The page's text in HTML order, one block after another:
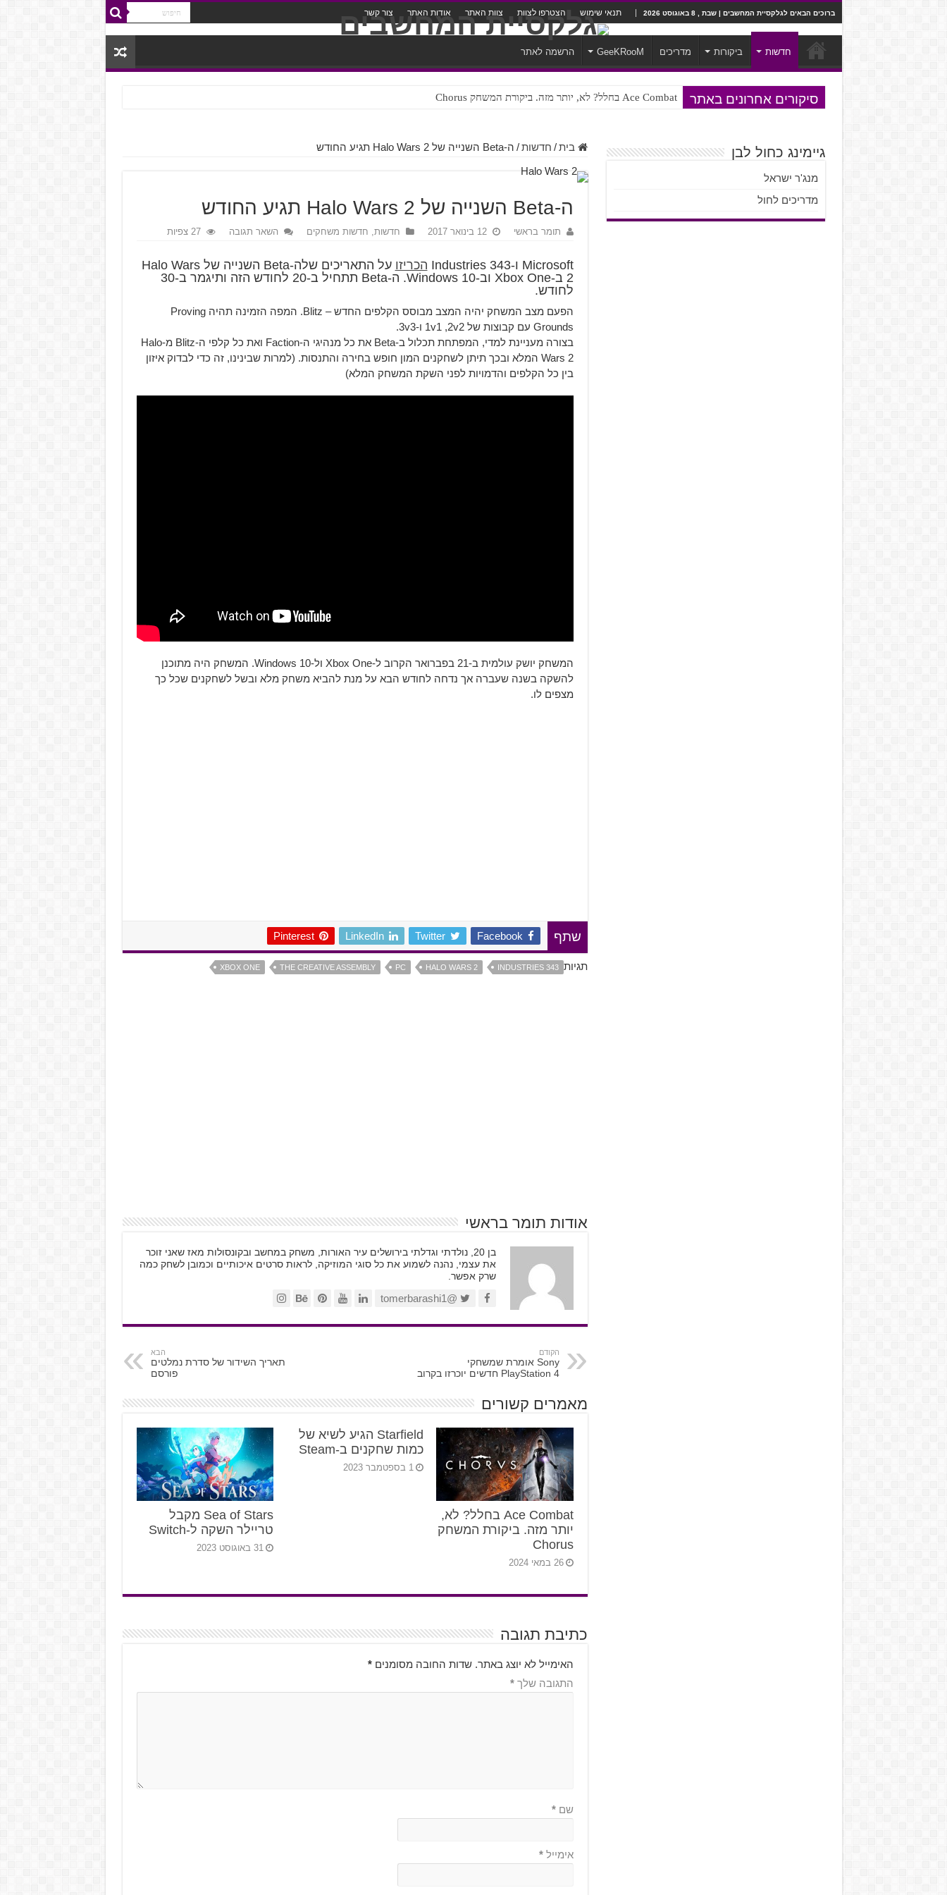
ברוכים הבאים לגלקסיית המחשבים | שבת , 8 באוגוסט 2026 תנאי שימוש הצטרפו לצוות צוות האתר אודות האתר צור קשר
חדשות ביקורות מדריכים GeeKRooM הרשמה לאתר
סיקורים אחרונים באתר Ace Combat בחלל? לא, יותר מזה. ביקורת המשחק Chorus
Steven Universe והשירים שתורגמו בצורה נוראית לעברית
בית / חדשות / ה-Beta השנייה של Halo Wars 2 תגיע החודש
ה-Beta השנייה של Halo Wars 2 תגיע החודש
תומר בראשי 12 בינואר 2017 חדשות, חדשות משחקים השאר תגובה 27 צפיות
Microsoft ו-343 Industries הכריזו
על התאריכים שלה-Beta השנייה של Halo Wars
2 ב-Xbox One וב-Windows 10. ה-Beta תתחיל ב-20 לחודש הזה ותיגמר ב-30
לחודש.
הפעם מצב המשחק יהיה המצב מבוסס הקלפים החדש – Blitz. המפה הזמינה תהיה Proving
Grounds עם קבוצות של 1v1 ,2v2 ו-3v3.
בצורה מעניינת למדי, המפתחת תכלול ב-Beta את כל מנהיגי ה-Faction ואת כל קלפי ה-Blitz מ-Halo
Wars 2 המלא ובכך תיתן לשחקנים המון חופש בחירה והתנסות. (למרות שבינינו, זה כדי לבדוק איזון
בין כל הקלפים והדמויות לפני השקת המשחק המלא)
המשחק יושק עולמית ב-21 בפברואר הקרוב ל-Xbox One ול-Windows 10. המשחק היה מתוכנן
להשקה בשנה שעברה אך נדחה לחודש הבא על מנת להביא משחק מלא ובשל לשחקנים שכל כך
מצפים לו.
שתף Facebook
Twitter
LinkedIn
Pinterest
תגיות 343 INDUSTRIES
HALO WARS 2
PC
THE CREATIVE ASSEMBLY
XBOX ONE
אודות תומר בראשי
בן 20, נולדתי וגדלתי בירושלים עיר האורות, משחק במחשב ובקונסולות מאז שאני זוכר
את עצמי, נהנה לשמוע את כל סוגי המוזיקה, לראות סרטים איכותיים וכמובן לשחק כמה
שרק אפשר.
@tomerbarashi1
הקודם
Sony אומרת שמשחקי
PlayStation 4 חדשים יוכרזו בקרוב
הבא
תאריך השידור של סדרת נמלטים
פורסם
מאמרים קשורים
Ace Combat בחלל? לא,
יותר מזה. ביקורת המשחק
Chorus
26 במאי 2024
Starfield הגיע לשיא של
כמות שחקנים ב-Steam
1 בספטמבר 2023
Sea of Stars מקבל
טריילר השקה ל-Switch
31 באוגוסט 2023
כתיבת תגובה
האימייל לא יוצג באתר. שדות החובה מסומנים*
התגובה שלך*
שם*
אימייל*
גיימינג כחול לבן
מנג'ר ישראל
מדריכים לחול